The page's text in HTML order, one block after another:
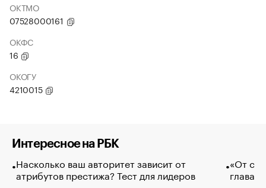
ОКТМО
07528000161
ОКФС
16
ОКОГУ
4210015
Интересное на РБК
Насколько ваш авторитет зависит от
атрибутов престижа? Тест для лидеров
«От
глава